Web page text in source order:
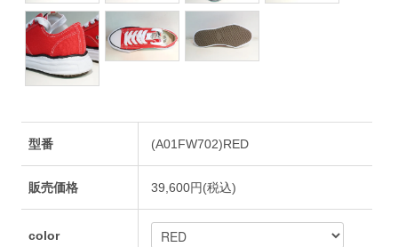
型番 (A01FW702)RED
販売価格 39,600円(税込)
color